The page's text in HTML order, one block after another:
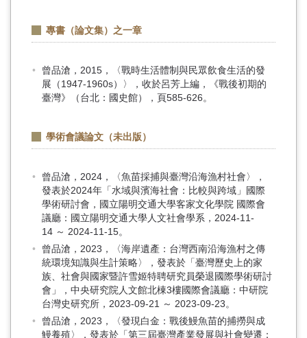
專書（論文集）之一章
曾品滄，2015，〈戰時生活體制與民眾飲食生活的發
展（1947-1960s）〉，收於呂芳上編，《戰後初期的
臺灣》（台北：國史館），頁585-626。
學術會議論文（未出版）
曾品滄，2024，〈魚苗採捕與臺灣沿海漁村社會〉，
發表於2024年「水域與濱海社會：比較與跨域」國際
學術研討會，國立陽明交通大學客家文化學院 國際會
議廳：國立陽明交通大學人文社會學系，2024-11-
14 ～ 2024-11-15。
曾品滄，2023，〈海岸遺產：台灣西南沿海漁村之傳
統環境知識與生計策略〉，發表於「臺灣歷史上的家
族、社會與國家暨許雪姬特聘研究員榮退國際學術研討
會」，中央研究院人文館北棟3樓國際會議廳：中研院
台灣史研究所，2023-09-21 ～ 2023-09-23。
曾品滄，2023，〈發現白金：戰後鰻魚苗的捕撈與成
鰻養殖〉，發表於「第三屆臺灣產業發展與社會變遷：